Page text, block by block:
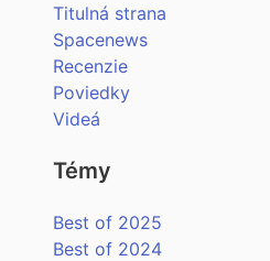
Titulná strana
Spacenews
Recenzie
Poviedky
Videá
Témy
Best of 2025
Best of 2024